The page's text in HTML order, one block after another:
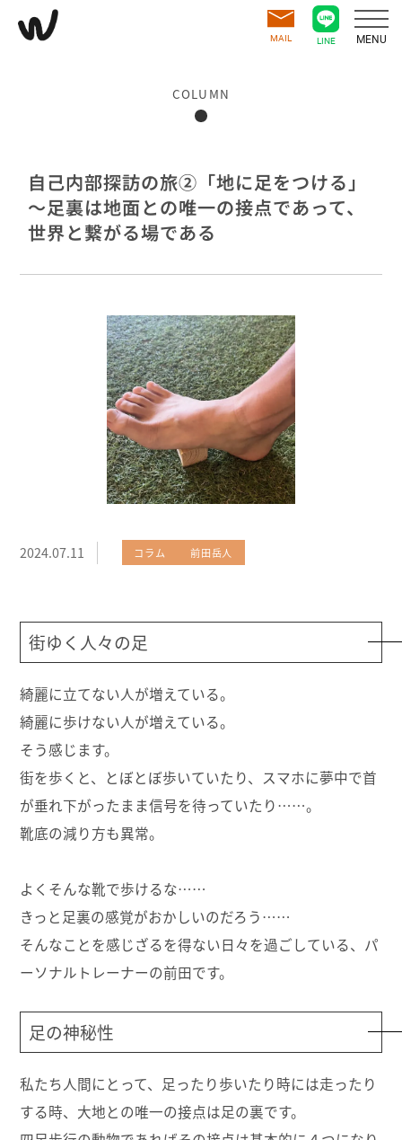
MAIL LINE MENU
自己内部探訪の旅②「地に足をつける」
～足裏は地面との唯一の接点であって、
世界と繋がる場である
COLUMN
2024.07.11 コラム 前田岳人
街ゆく人々の足
綺麗に立てない人が増えている。
綺麗に歩けない人が増えている。
そう感じます。
街を歩くと、とぼとぼ歩いていたり、スマホに夢中で首
が垂れ下がったまま信号を待っていたり……。
靴底の減り方も異常。
よくそんな靴で歩けるな……
きっと足裏の感覚がおかしいのだろう……
そんなことを感じざるを得ない日々を過ごしている、パ
ーソナルトレーナーの前田です。
足の神秘性
私たち人間にとって、足ったり歩いたり時には走ったり
する時、大地との唯一の接点は足の裏です。